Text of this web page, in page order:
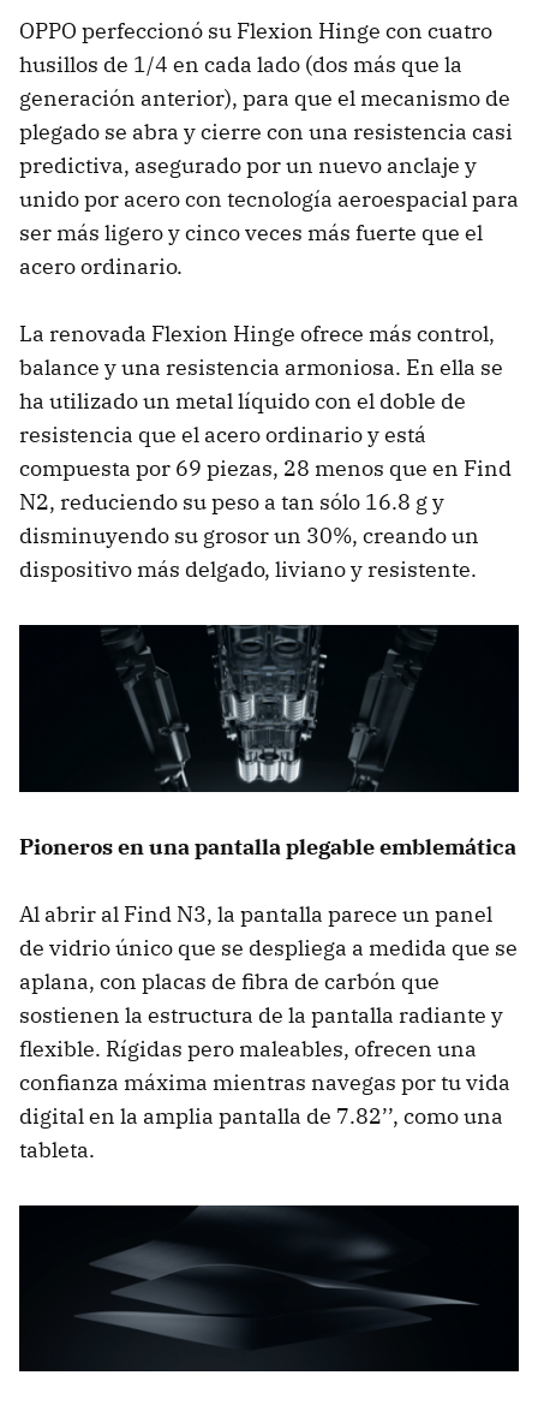
OPPO perfeccionó su Flexion Hinge con cuatro
husillos de 1/4 en cada lado (dos más que la
generación anterior), para que el mecanismo de
plegado se abra y cierre con una resistencia casi
predictiva, asegurado por un nuevo anclaje y
unido por acero con tecnología aeroespacial para
ser más ligero y cinco veces más fuerte que el
acero ordinario.
La renovada Flexion Hinge ofrece más control,
balance y una resistencia armoniosa. En ella se
ha utilizado un metal líquido con el doble de
resistencia que el acero ordinario y está
compuesta por 69 piezas, 28 menos que en Find
N2, reduciendo su peso a tan sólo 16.8 g y
disminuyendo su grosor un 30%, creando un
dispositivo más delgado, liviano y resistente.
Pioneros en una pantalla plegable emblemática
Al abrir al Find N3, la pantalla parece un panel
de vidrio único que se despliega a medida que se
aplana, con placas de fibra de carbón que
sostienen la estructura de la pantalla radiante y
flexible. Rígidas pero maleables, ofrecen una
confianza máxima mientras navegas por tu vida
digital en la amplia pantalla de 7.82’’, como una
tableta.